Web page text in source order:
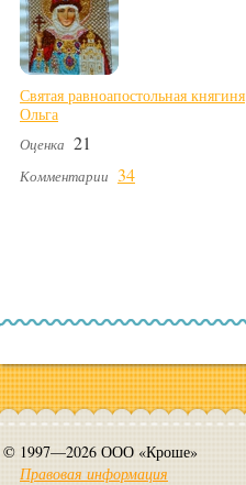
Святая равноапостольная княгиня
Ольга
Оценка 21
Комментарии 34
© 1997—2026 ООО «Кроше»
Правовая информация